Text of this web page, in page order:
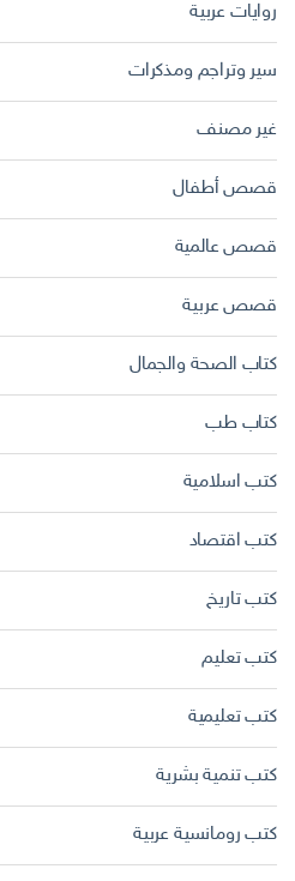
روايات عربية
سير وتراجم ومذكرات
غير مصنف
قصص أطفال
قصص عالمية
قصص عربية
كتاب الصحة والجمال
كتاب طب
كتب اسلامية
كتب اقتصاد
كتب تاريخ
كتب تعليم
كتب تعليمية
كتب تنمية بشرية
كتب رومانسية عربية